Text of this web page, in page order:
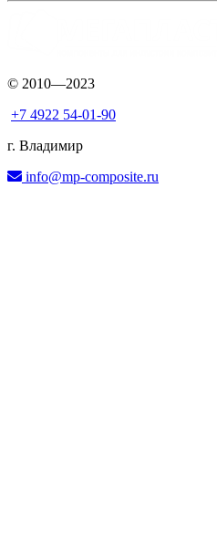
© 2010—2023
+7 4922 54-01-90
г. Владимир
info@mp-composite.ru